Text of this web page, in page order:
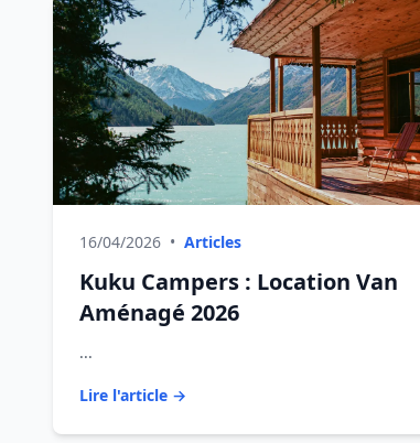
16/04/2026 • Articles
Kuku Campers : Location Van
Aménagé 2026
...
Lire l'article →